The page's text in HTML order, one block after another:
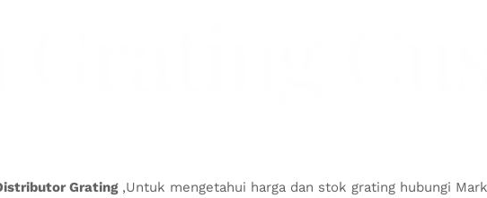
Grating,Untuk mengetahui harga dan stok grating hubungi